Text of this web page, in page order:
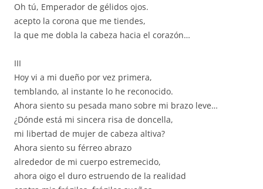
Oh tú, Emperador de gélidos ojos.
acepto la corona que me tiendes,
la que me dobla la cabeza hacia el corazón…
III
Hoy vi a mi dueño por vez primera,
temblando, al instante lo he reconocido.
Ahora siento su pesada mano sobre mi brazo leve…
¿Dónde está mi sincera risa de doncella,
mi libertad de mujer de cabeza altiva?
Ahora siento su férreo abrazo
alrededor de mi cuerpo estremecido,
ahora oigo el duro estruendo de la realidad